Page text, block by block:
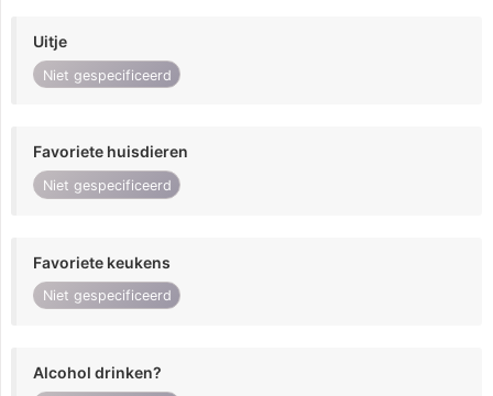
Uitje
Niet gespecificeerd
Favoriete huisdieren
Niet gespecificeerd
Favoriete keukens
Niet gespecificeerd
Alcohol drinken?